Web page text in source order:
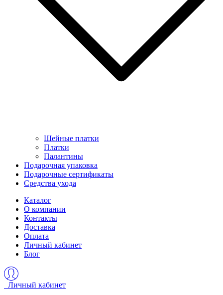
Шейные платки
Платки
Палантины
Подарочная упаковка
Подарочные сертификаты
Средства ухода
Каталог
О компании
Контакты
Доставка
Оплата
Личный кабинет
Блог
Личный кабинет